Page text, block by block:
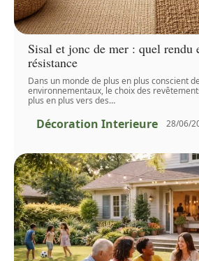
Sisal et jonc de mer : quel rendu
résistance
Dans un monde de plus en plus conscient
environnementaux, le choix des
plus en plus vers des…
Décoration Interieure 28/06/